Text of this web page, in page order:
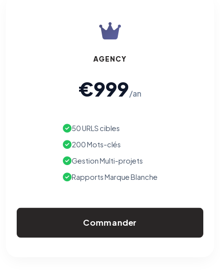
AGENCY
€999/an
50 URLS cibles
200 Mots-clés
Gestion Multi-projets
Rapports Marque Blanche
Commander